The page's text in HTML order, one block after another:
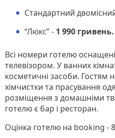
Стандартний
“Люкс” - 1 990 гривень.
Всі номери готелю
телевізором. У ванних
косметичні засоби. Гостям
хімчистки та прасування
розміщення з домашніми
готелю є бар і ресторан.
Оцінка готелю на booking -